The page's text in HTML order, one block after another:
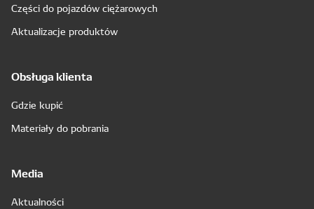
Części do pojazdów ciężarowych
Aktualizacje produktów
Obsługa klienta
Gdzie kupić
Materiały do pobrania
Media
Aktualności